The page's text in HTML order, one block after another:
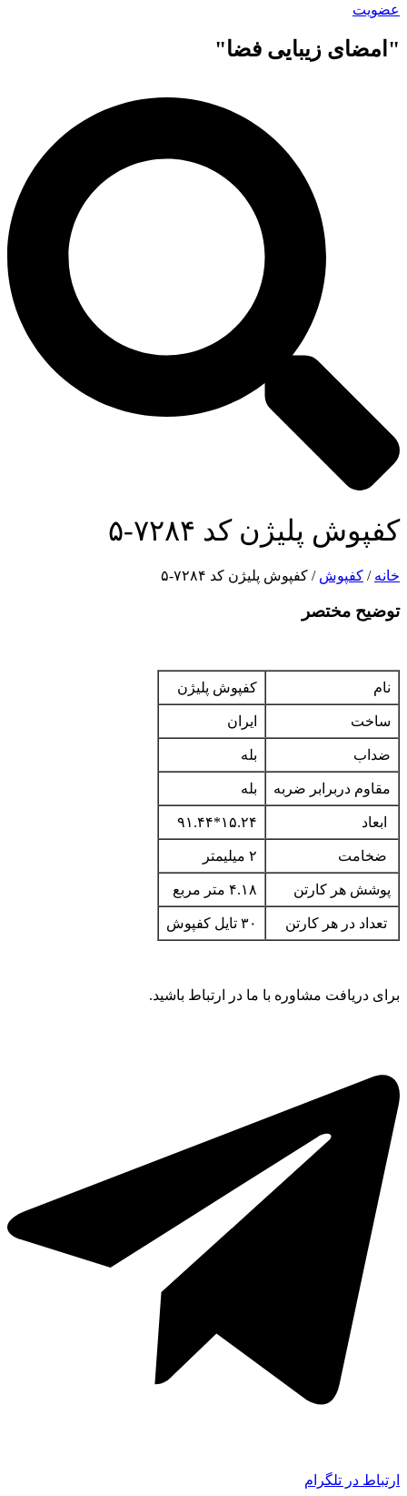
عضویت
"امضای زیبایی فضا"
کفپوش پلیژن کد ۷۲۸۴-۵
خانه / کفپوش / کفپوش پلیژن کد ۷۲۸۴-۵
توضیح مختصر
نام کفپوش پلیژن
ساخت ایران
ضداب بله
مقاوم دربرابر ضربه بله
ابعاد ۱۵.۲۴*۹۱.۴۴
ضخامت ۲ میلیمتر
پوشش هر کارتن ۴.۱۸ متر مربع
تعداد در هر کارتن ۳۰ تایل کفپوش
برای دریافت مشاوره با ما در ارتباط باشید.
ارتباط در تلگرام